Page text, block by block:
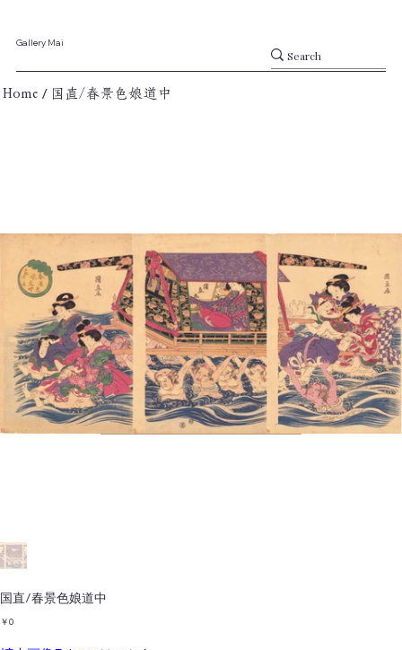
Gallery Mai
Home / 国直/春景色娘道中
国直/春景色娘道中
価￥0